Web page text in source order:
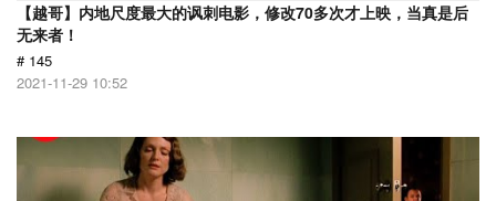
【越哥】内地尺度最大的讽刺电影，修改70多次才上映，当真是后
无来者！
# 145
2021-11-29 10:52